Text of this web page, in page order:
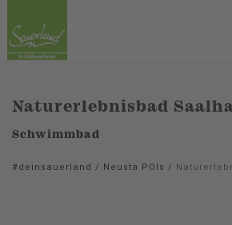
Naturerlebnisbad
Schwimmbad
#deinsauerland / Neusta POIs /